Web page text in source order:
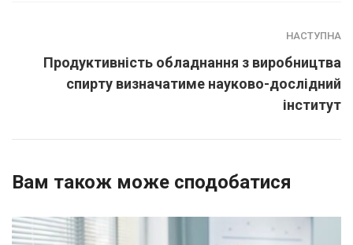
НАСТУПНА
Продуктивність обладнання з виробництва
спирту визначатиме науково-дослідний
інститут
Вам також може сподобатися